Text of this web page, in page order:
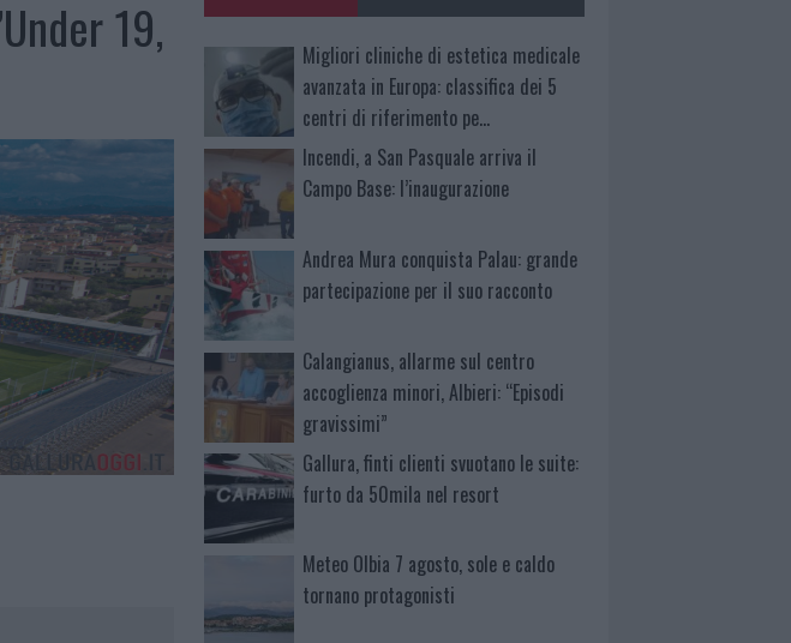
19,
Migliori cliniche di estetica medicale
avanzata in Europa: classifica dei 5
centri di riferimento pe…
Incendi, a San Pasquale arriva il
Campo Base: l’inaugurazione
Andrea Mura conquista Palau: grande
partecipazione per il suo racconto
Calangianus, allarme sul centro
accoglienza minori, Albieri: “Episodi
gravissimi”
Gallura, finti clienti svuotano le suite:
furto da 50mila nel resort
Meteo Olbia 7 agosto, sole e caldo
tornano protagonisti